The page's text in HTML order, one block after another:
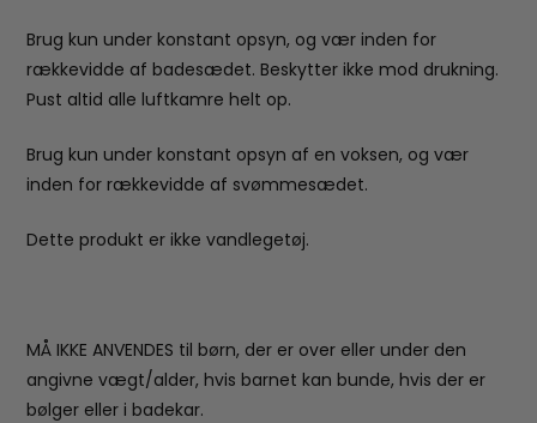
Brug kun under konstant opsyn, og vær inden for
rækkevidde af badesædet. Beskytter ikke mod drukning.
Pust altid alle luftkamre helt op.
Brug kun under konstant opsyn af en voksen, og vær
inden for rækkevidde af svømmesædet.
Dette produkt er ikke vandlegetøj.
MÅ IKKE ANVENDES til børn, der er over eller under den
angivne vægt/alder, hvis barnet kan bunde, hvis der er
bølger eller i badekar.